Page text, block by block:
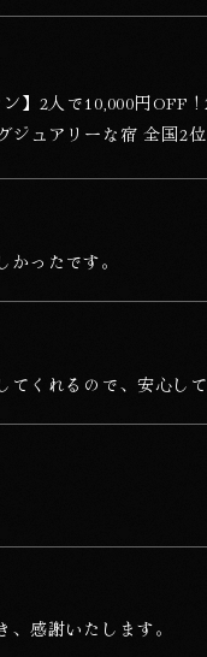
】2人で10,000円OFF
ュアリーな宿 全国2位
ったです。
くれるので、安心して
感謝いたします。